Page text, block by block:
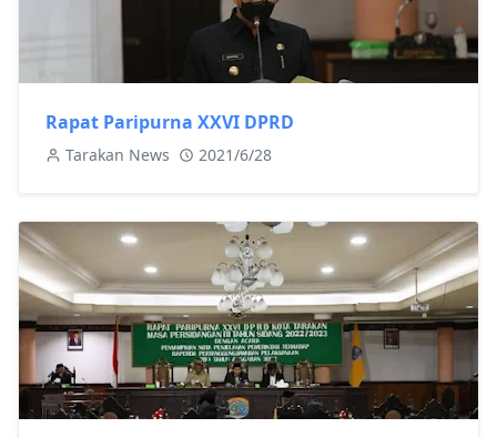
Rapat Paripurna XXVI DPRD
Tarakan News 2021/6/28